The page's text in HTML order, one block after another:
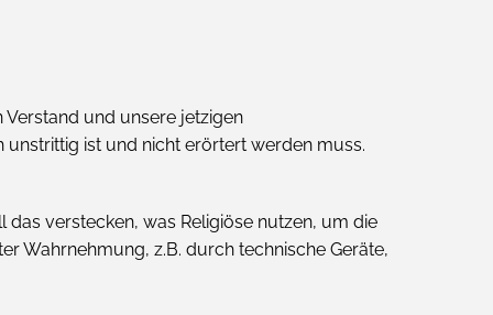
Verstand und unsere jetzigen
unstrittig ist und nicht erörtert werden muss.
verstecken, was Religiöse nutzen, um die
Wahrnehmung, z.B. durch technische Geräte,